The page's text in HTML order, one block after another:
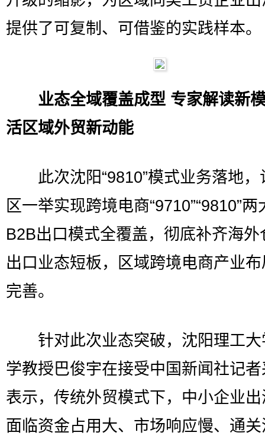
提供了可复制、可借鉴的实践样本。
业态全域覆盖成型 专家解读新
活区域外贸新动能
此次沈阳“9810”模式业务落地，
区一举实现跨境电商“9710”“9810”两
B2B出口模式全覆盖，彻底补齐海外
出口业态短板，区域跨境电商产业
完善。
针对此次业态突破，沈阳理工大
学教授巴俊宇在接受中国新闻社记
表示，传统外贸模式下，中小企业
面临资金占用大、市场响应慢、通